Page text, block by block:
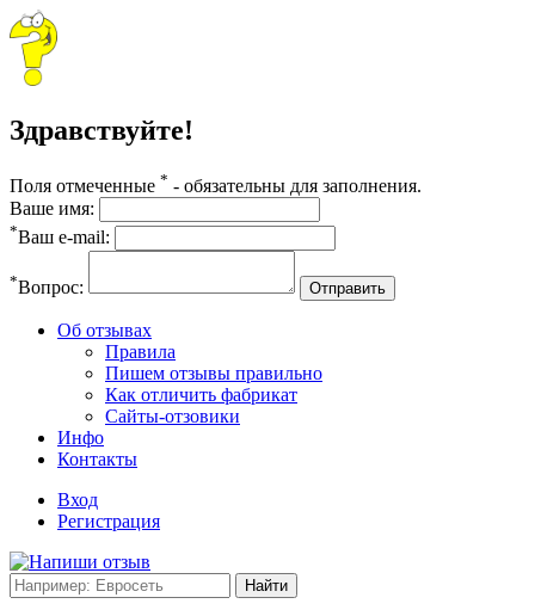
Здравствуйте!
Поля отмеченные * - обязательны для заполнения.
Ваше имя:
*Ваш e-mail:
*Вопрос: Отправить
Об отзывах
Правила
Пишем отзывы правильно
Как отличить фабрикат
Сайты-отзовики
Инфо
Контакты
Вход
Регистрация